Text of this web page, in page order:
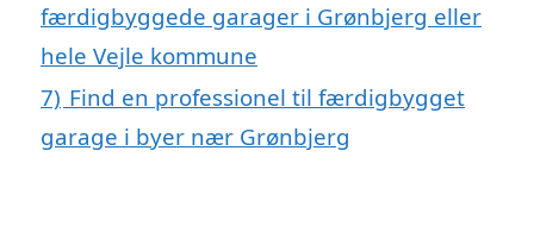
færdigbyggede garager i Grønbjerg eller
hele Vejle kommune
7) Find en professionel til færdigbygget
garage i byer nær Grønbjerg